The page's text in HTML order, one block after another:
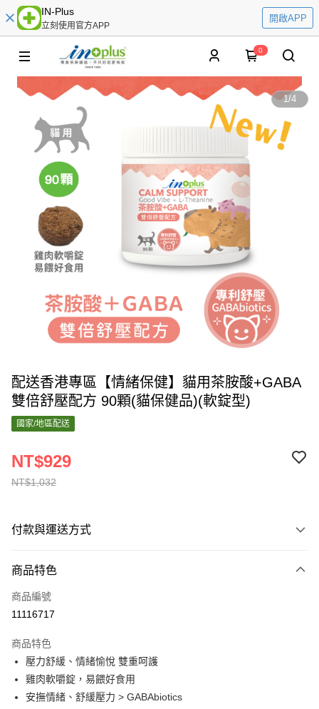
IN-Plus
立刻使用官方APP
開啟APP
0
1/4
配送香港專區【情緒保健】貓用茶胺酸+GABA
雙倍舒壓配方 90顆(貓保健品)(軟錠型)
國家/地區配送
NT$1,032
NT$929
付款與運送方式
信用卡一次付款
運送方式
香港專區配送
商品特色
商品編號
11116717
商品特色
壓力舒緩、情緒愉悅 雙重呵護
雞肉軟嚼錠，易餵好食用
安撫情緒、舒緩壓力 > GABAbiotics